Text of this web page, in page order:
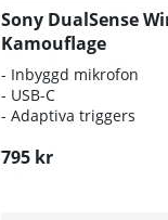
Sony DualSense
Kamouflage
- Inbyggd mikrofon
- USB-C
- Adaptiva triggers
795 kr